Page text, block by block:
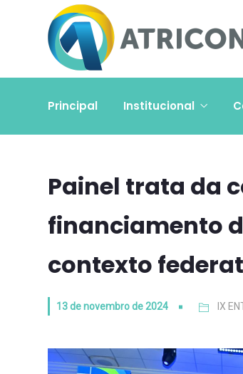
Principal Institucional
Painel trata da
financiamento
contexto
13 de novembro de 2024 IX